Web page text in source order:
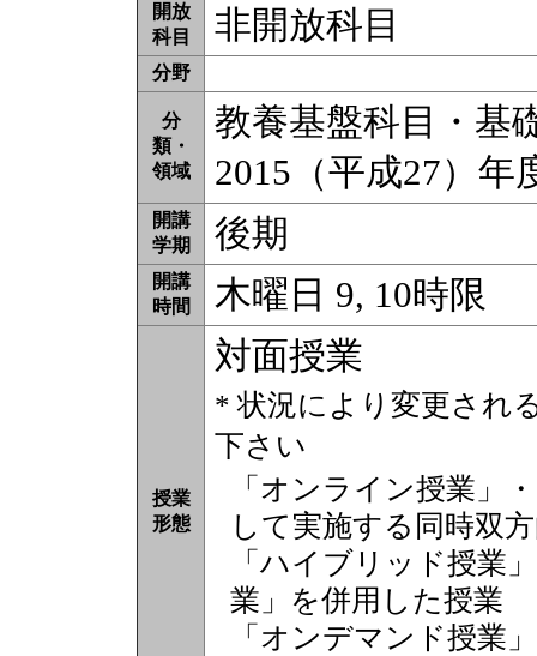
開放
科目
非開放科目
分野
分
類・
領域
教養基盤科目・基
2015（平成27）年
開講
学期
後期
開講
時間
木曜日 9, 10時限
授業
形態
対面授業
* 状況により変更され
下さい
「オンライン授業」
して実施する同時双
「ハイブリッド授業
業」を併用した授業
「オンデマンド授業